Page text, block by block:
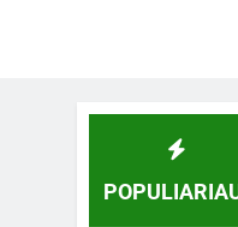
Louder in Winter